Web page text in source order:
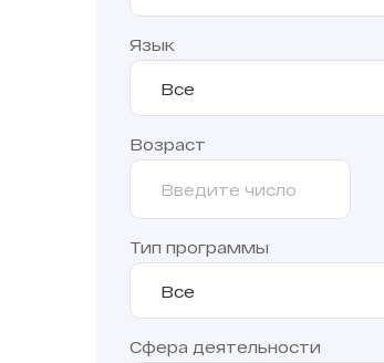
Язык
Все
Возраст
Тип программы
Все
Сфера деятельности